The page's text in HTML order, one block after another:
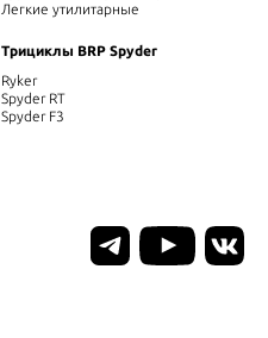
Легкие утилитарные
Трициклы BRP Spyder
Ryker
Spyder RT
Spyder F3